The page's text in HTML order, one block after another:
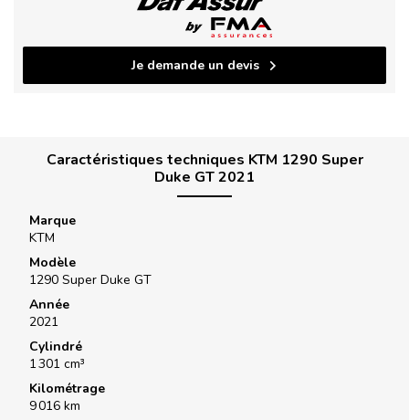
Je demande un devis
Caractéristiques techniques KTM 1290 Super
Duke GT 2021
Marque
KTM
Modèle
1290 Super Duke GT
Année
2021
Cylindré
1 301 cm³
Kilométrage
9 016 km